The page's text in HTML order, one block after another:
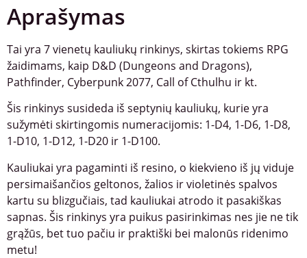
Aprašymas
Tai yra 7 vienetų kauliukų rinkinys, skirtas tokiems RPG
žaidimams, kaip D&D (Dungeons and Dragons),
Pathfinder, Cyberpunk 2077, Call of Cthulhu ir kt.
Šis rinkinys susideda iš septynių kauliukų, kurie yra
sužymėti skirtingomis numeracijomis: 1-D4, 1-D6, 1-D8,
1-D10, 1-D12, 1-D20 ir 1-D100.
Kauliukai yra pagaminti iš resino, o kiekvieno iš jų viduje
persimaišančios geltonos, žalios ir violetinės spalvos
kartu su blizgučiais, tad kauliukai atrodo it pasakiškas
sapnas. Šis rinkinys yra puikus pasirinkimas nes jie ne tik
grąžūs, bet tuo pačiu ir praktiški bei malonūs ridenimo
metu!